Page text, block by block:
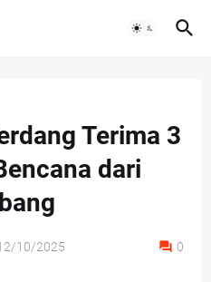
Terima 3
dari
10/2025 0